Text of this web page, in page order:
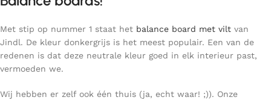
Met stip op nummer 1 staat het balance board met vilt van
Jindl. De kleur donkergrijs is het meest populair. Een van de
redenen is dat deze neutrale kleur goed in elk interieur past,
vermoeden we.
Wij hebben er zelf ook één thuis (ja, echt waar! ;)). Onze